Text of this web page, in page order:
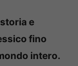
e
fino
intero.